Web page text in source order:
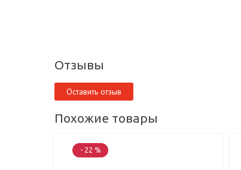
Отзывы
Оставить отзыв
Похожие товары
- 22 %